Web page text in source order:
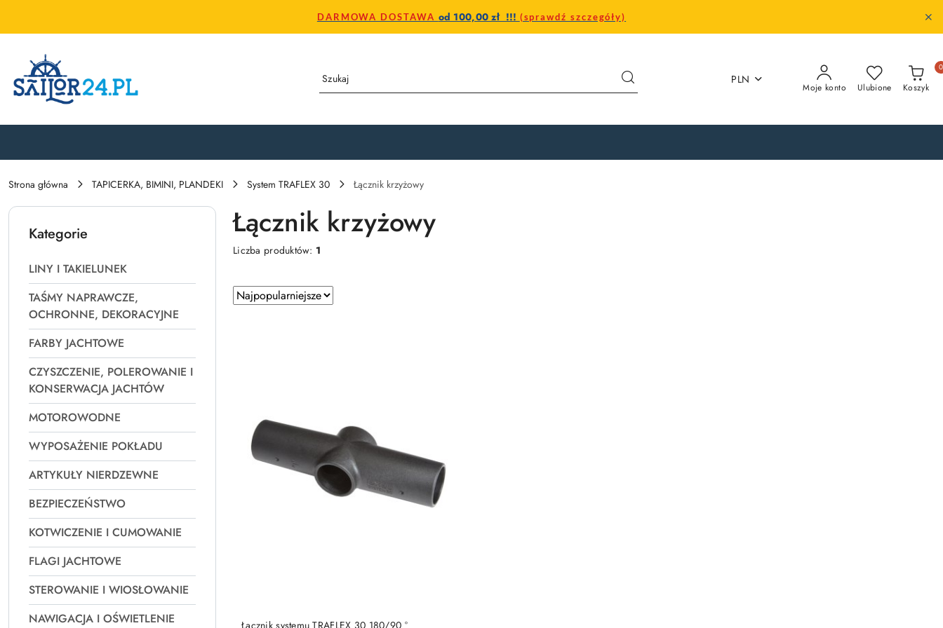
DARMOWA DOSTAWA od 100,00 zł !!! (sprawdź szczegóły)
PLN
Moje konto Ulubione Koszyk
0
Strona główna TAPICERKA, BIMINI, PLANDEKI System TRAFLEX 30 Łącznik krzyżowy
Kategorie
LINY I TAKIELUNEK
TAŚMY NAPRAWCZE,
OCHRONNE, DEKORACYJNE
FARBY JACHTOWE
CZYSZCZENIE, POLEROWANIE I
KONSERWACJA JACHTÓW
MOTOROWODNE
WYPOSAŻENIE POKŁADU
ARTYKUŁY NIERDZEWNE
BEZPIECZEŃSTWO
KOTWICZENIE I CUMOWANIE
FLAGI JACHTOWE
STEROWANIE I WIOSŁOWANIE
NAWIGACJA I OŚWIETLENIE
Łącznik krzyżowy
Liczba produktów: 1
Zastosowano
sortowanie:
Sortuj
według
DO KOSZYKA